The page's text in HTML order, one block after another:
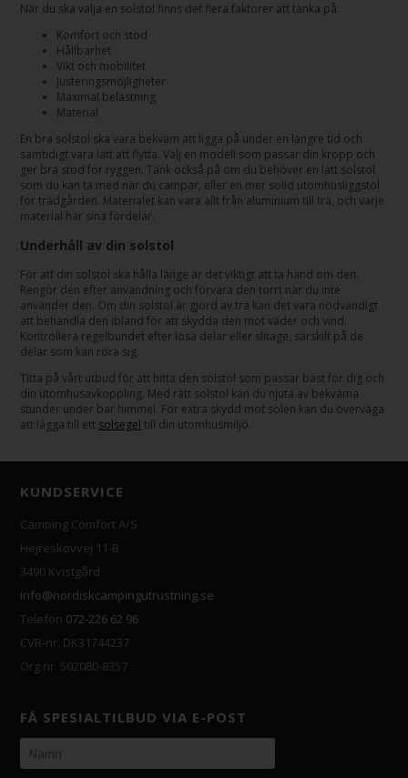
När du ska välja en solstol finns det flera faktorer att tänka på:
Komfort och stöd
Hållbarhet
Vikt och mobilitet
Justeringsmöjligheter
Maximal belastning
Material
En bra solstol ska vara bekväm att ligga på under en längre tid och
samtidigt vara lätt att flytta. Välj en modell som passar din kropp och
ger bra stöd för ryggen. Tänk också på om du behöver en lätt solstol
som du kan ta med när du campar, eller en mer solid utomhusliggstol
för trädgården. Materialet kan vara allt från aluminium till trä, och varje
material har sina fördelar.
Underhåll av din solstol
För att din solstol ska hålla länge är det viktigt att ta hand om den.
Rengör den efter användning och förvara den torrt när du inte
använder den. Om din solstol är gjord av trä kan det vara nödvändigt
att behandla den ibland för att skydda den mot väder och vind.
Kontrollera regelbundet efter lösa delar eller slitage, särskilt på de
delar som kan röra sig.
Titta på vårt utbud för att hitta den solstol som passar bäst för dig och
din utomhusavkoppling. Med rätt solstol kan du njuta av bekväma
stunder under bar himmel. För extra skydd mot solen kan du överväga
att lägga till ett solsegel till din utomhusmiljö.
KUNDSERVICE
Camping Comfort A/S
Hejreskovvej 11-B
3490 Kvistgård
info@nordiskcampingutrustning.se
Telefon 072-226 62 96
CVR-nr. DK31744237
Org.nr. 502080-8357
FÅ SPESIALTILBUD VIA E-POST